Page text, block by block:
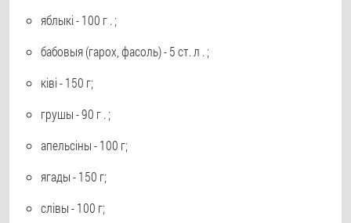
яблыкі - 100 г . ;
бабовыя (гарох, фасоль) - 5 ст. л . ;
ківі - 150 г;
грушы - 90 г . ;
апельсіны - 100 г;
ягады - 150 г;
слівы - 100 г;